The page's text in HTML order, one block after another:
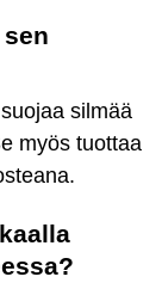
silmää
myös tuottaa